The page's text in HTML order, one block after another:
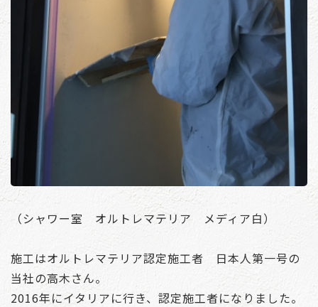
（シャワー室 オルトレマテリア メディア白）
施工はオルトレマテリア認定施工者 日本人第一号の
当社の高木さん。
2016年にイタリアに行き、認定施工者になりました。